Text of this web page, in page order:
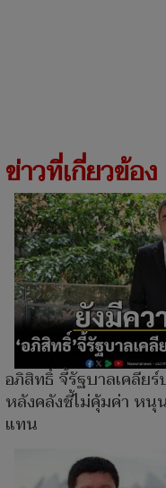
ข่าวที่เกี่ยวข้อง
อภิสิทธิ์ จี้รัฐบาลเคลีย
หลังคลังชี้ไม่คุ้มค่า ห
แทน